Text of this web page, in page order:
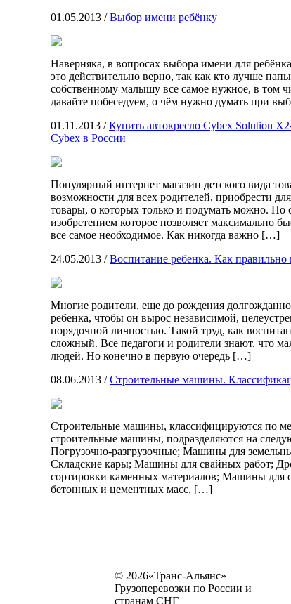
01.05.2013 /Выбор имени ребёнку
Наверняка, в вопросах выбора имени для
это действительно верно, так как кто лучше
собственному малышу все самое нужное, в том
давайте побеседуем, о чём нужно думать при
01.11.2013 /Купить автокресло Cybex Solution
Cybex в России
Популярный интернет магазин детского вида
возможности для всех родителей, приобрести
товары, о которых только и подумать можно. По
изобретением которое позволяет максимально
все самое необходимое. Как никогда важно […]
24.05.2013 /Воспитание ребенка. Как
Многие родители, еще до рождения
ребенка, чтобы он вырос независимой,
порядочной личностью. Такой труд, как
сложный. Все педагоги и родители знают, что
людей. Но конечно в первую очередь […]
08.06.2013 /Строительные машины.
Строительные машины, классифицируются по
строительные машины, подразделяются на
Погрузочно-разгрузочные; Машины для
Складские кары; Машины для свайных работ;
сортировки каменных материалов; Машины для
бетонных и цементных масс, […]
© 2026«Транс-Альянс»
Грузоперевозки по России и
странам СНГ